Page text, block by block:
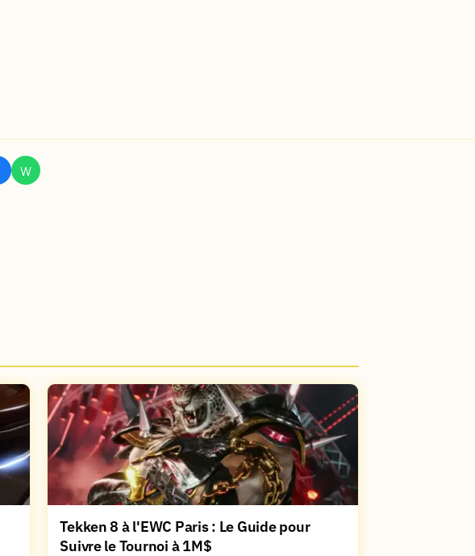
W
Tekken 8 à l'EWC Paris : Le Guide pour
Suivre le Tournoi à 1M$